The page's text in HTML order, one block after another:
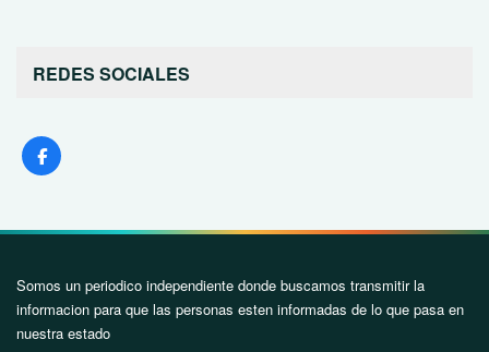
REDES SOCIALES
Somos un periodico independiente donde buscamos transmitir la
informacion para que las personas esten informadas de lo que pasa en
nuestra estado